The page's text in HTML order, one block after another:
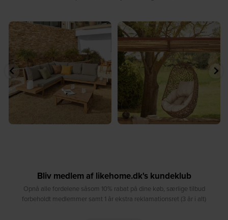
☀️ Sommerens naturlige
samlingspunkt⁠
8 0
☀️ Find dit yndlingssted denne
sommer⁠
...
8 0
Bliv medlem af likehome.dk's kundeklub
Opnå alle fordelene såsom 10% rabat på dine køb, særlige tilbud
forbeholdt medlemmer samt 1 år ekstra reklamationsret (3 år i alt)